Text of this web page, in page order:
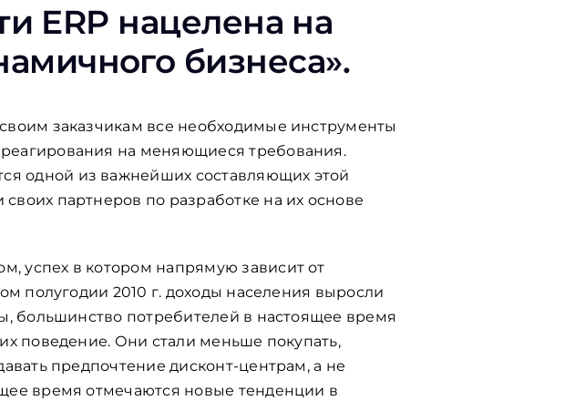
ERP нацелена на
бизнеса».
заказчикам все необходимые инструменты
на меняющиеся требования.
одной из важнейших составляющих этой
партнеров по разработке на их основе
успех в котором напрямую зависит от
полугодии 2010 г. доходы населения выросли
большинство потребителей в настоящее время
поведение. Они стали меньше покупать,
предпочтение дисконт-центрам, а не
время отмечаются новые тенденции в